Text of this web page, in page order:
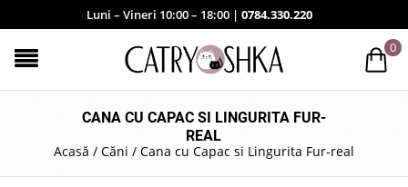
Luni – Vineri 10:00 – 18:00 | 0784.330.220
0
CANA CU CAPAC SI LINGURITA FUR-
REAL
Acasă / Căni / Cana cu Capac si Lingurita Fur-real